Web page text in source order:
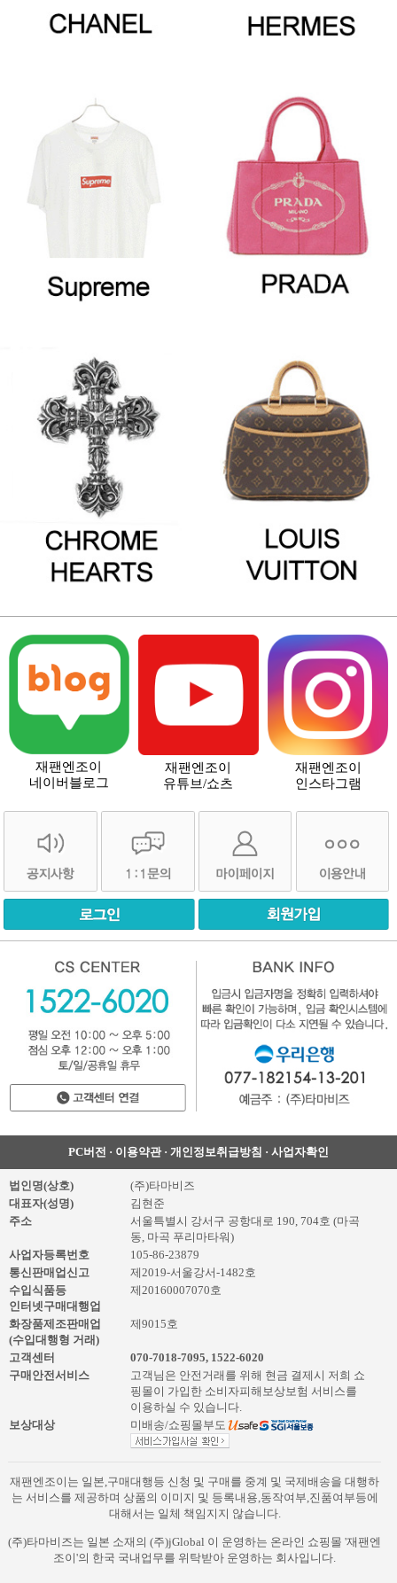
재팬엔조이
네이버블로그
재팬엔조이
유튜브/쇼츠
재팬엔조이
인스타그램
PC버전 · 이용약관· 개인정보취급방침 · 사업자확인
법인명(상호)
(주)타마비즈
대표자(성명)
김현준
주소
서울특별시 강서구 공항대로 190, 704호 (마곡
동, 마곡 푸리마타워)
사업자등록번호
105-86-23879
통신판매업신고
제2019-서울강서-1482호
수입식품등
인터넷구매대행업
제20160007070호
화장품제조판매업
(수입대행형 거래)
제9015호
고객센터 070-7018-7095, 1522-6020
구매안전서비스
고객님은 안전거래를 위해 현금 결제시 저희 쇼
핑몰이 가입한 소비자피해보상보험 서비스를
이용하실 수 있습니다.
보상대상
미배송/쇼핑몰부도
재팬엔조이는 일본,구매대행등 신청 및 구매를 중계 및 국제배송을 대행하
는 서비스를 제공하며 상품의 이미지 및 등록내용,동작여부,진품여부등에
대해서는 일체 책임지지 않습니다.
(주)타마비즈는 일본 소재의 (주)jGlobal 이 운영하는 온라인 쇼핑몰 '재팬엔
조이'의 한국 국내업무를 위탁받아 운영하는 회사입니다.